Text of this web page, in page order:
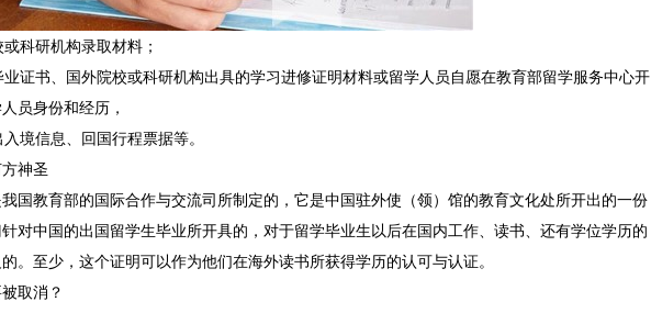
科研机构录取材料；
书、国外院校或科研机构出具的学习进修证明材料或留学人员自愿在教育部留学服务中心开
员身份和经历，
信息、回国行程票据等。
神圣
教育部的国际合作与交流司所制定的，它是中国驻外使（领）馆的教育文化处所开出的一份
对中国的出国留学生毕业所开具的，对于留学毕业生以后在国内工作、读书、还有学位学历的
。至少，这个证明可以作为他们在海外读书所获得学历的认可与认证。
取消？